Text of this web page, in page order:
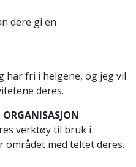
dere gi en
har fri i helgene, og jeg vil
deres.
verktøy til bruk i
med teltet deres.